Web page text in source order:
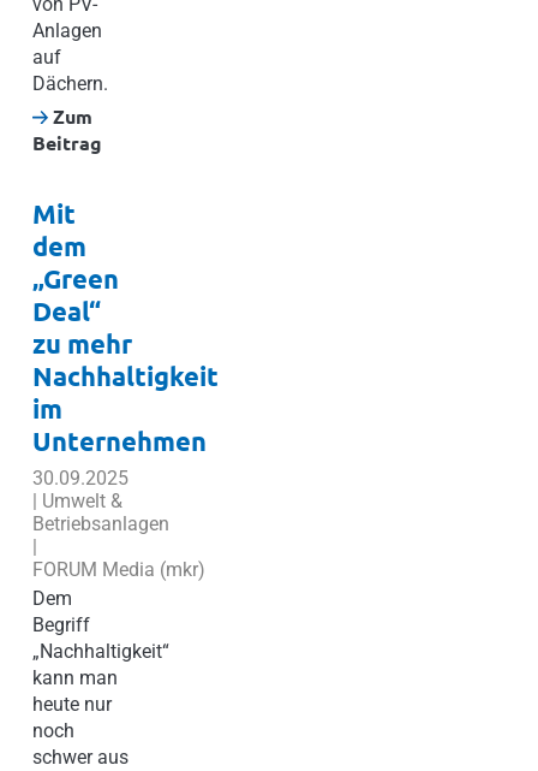
von PV-
Anlagen
auf
Dächern.
Zum
Beitrag
Mit
dem
„Green
Deal“
zu mehr
Nachhaltigkeit
im
Unternehmen
30.09.2025
| Umwelt &
Betriebsanlagen
FORUM Media (mkr)
Dem
Begriff
„Nachhaltigkeit“
kann man
heute nur
noch
schwer aus